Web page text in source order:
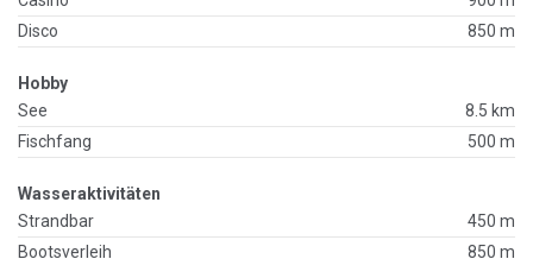
Disco
850 m
Hobby
See
8.5 km
Fischfang
500 m
Wasseraktivitäten
Strandbar
450 m
Bootsverleih
850 m